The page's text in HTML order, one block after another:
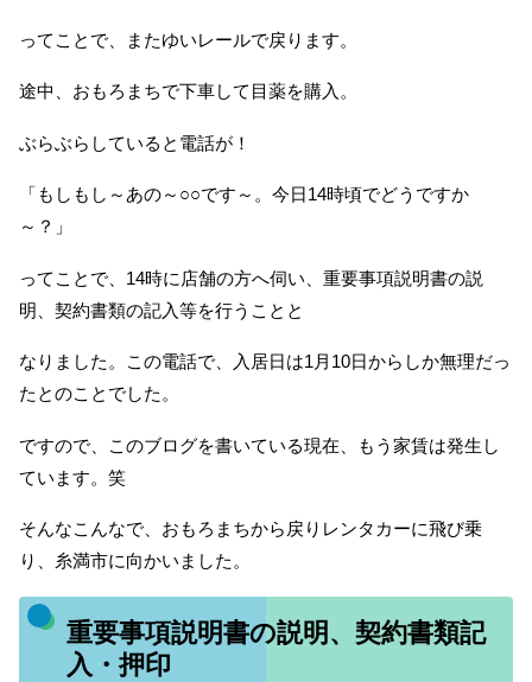
ってことで、またゆいレールで戻ります。
途中、おもろまちで下車して目薬を購入。
ぶらぶらしていると電話が！
「もしもし～あの～○○です～。今日14時頃でどうですか
～？」
ってことで、14時に店舗の方へ伺い、重要事項説明書の説
明、契約書類の記入等を行うことと
なりました。この電話で、入居日は1月10日からしか無理だっ
たとのことでした。
ですので、このブログを書いている現在、もう家賃は発生し
ています。笑
そんなこんなで、おもろまちから戻りレンタカーに飛び乗
り、糸満市に向かいました。
重要事項説明書の説明、契約書類記
入・押印